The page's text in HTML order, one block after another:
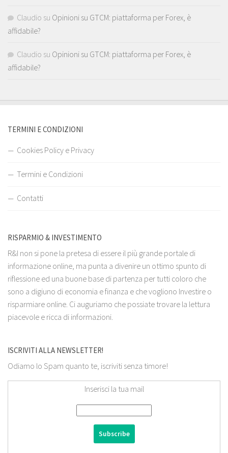
Claudio su Opinioni su GTCM: piattaforma per Forex, è
affidabile?
Claudio su Opinioni su GTCM: piattaforma per Forex, è
affidabile?
TERMINI E CONDIZIONI
Cookies Policy e Privacy
Termini e Condizioni
Contatti
RISPARMIO & INVESTIMENTO
R&I non si pone la pretesa di essere il più grande portale di
informazione online, ma punta a divenire un ottimo spunto di
riflessione ed una buone base di partenza per tutti coloro che
sono a digiuno di economia e finanza e che vogliono Investire o
risparmiare online. Ci auguriamo che possiate trovare la lettura
piacevole e ricca di informazioni.
ISCRIVITI ALLA NEWSLETTER!
Odiamo lo Spam quanto te, iscriviti senza timore!
Inserisci la tua mail